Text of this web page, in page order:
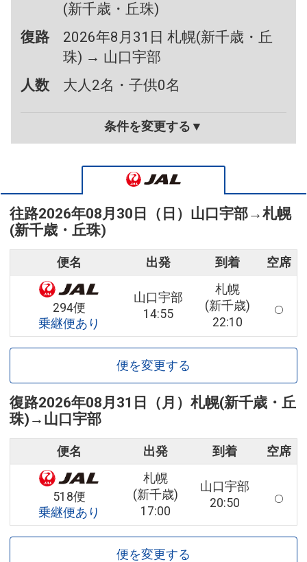
(新千歳・丘珠)
復路
2026年8月31日 札幌(新千歳・丘
珠) → 山口宇部
人数
大人2名・子供0名
条件を変更する▼
往路2026年08月30日（日） 山口宇部→札幌
(新千歳・丘珠)
便名 出発 到着 空席
294便
乗継便あり
山口宇部
14:55
札幌
(新千歳)
22:10
便を変更する
復路2026年08月31日（月） 札幌(新千歳・丘
珠) → 山口宇部
便名 出発 到着 空席
518便
乗継便あり
札幌
(新千歳)
17:00
山口宇部
20:50
便を変更する